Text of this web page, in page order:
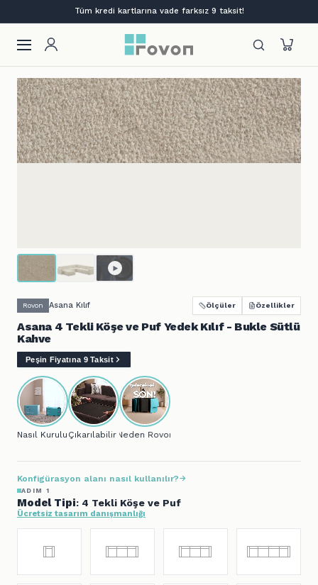
Lansmana özel %12 indirim + ilk siparişe %10
Rovon Asana Kılıf Ölçüler Özellikler
Asana 4 Tekli Köşe ve Puf Yedek Kılıf - Bukle Sütlü
Kahve
Peşin Fiyatına 9 Taksit
Nasıl Kurulur?Çıkarılabilir KılıfNeden Rovon?
Konfigürasyon alanı nasıl kullanılır?
ADIM 1
Model Tipi: 4 Tekli Köşe ve Puf
Ücretsiz tasarım danışmanlığı